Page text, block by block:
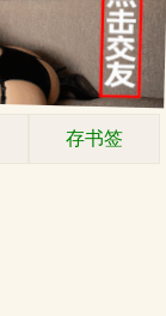
存书签